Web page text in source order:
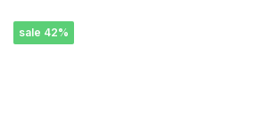
sale 42%